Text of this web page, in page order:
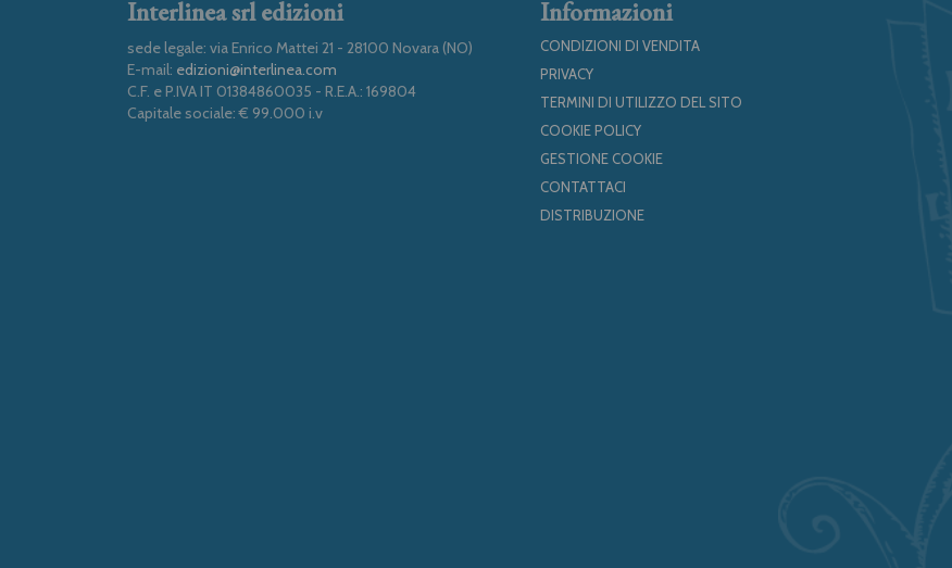
Interlinea srl edizioni
sede legale: via Enrico Mattei 21 - 28100 Novara (NO)
E-mail: edizioni@interlinea.com
C.F. e P.IVA IT 01384860035 - R.E.A.: 169804
Capitale sociale: € 99.000 i.v
Informazioni
CONDIZIONI DI VENDITA
PRIVACY
TERMINI DI UTILIZZO DEL SITO
COOKIE POLICY
GESTIONE COOKIE
CONTATTACI
DISTRIBUZIONE